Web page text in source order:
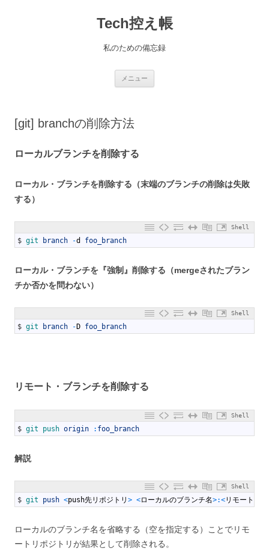
Tech控え帳
私のための備忘録
メニュー
[git] branchの削除方法
ローカルブランチを削除する
ローカル・ブランチを削除する（末端のブランチの削除は失敗
する）
Shell
$ git branch -d foo_branch
ローカル・ブランチを『強制』削除する（mergeされたブラン
チか否かを問わない）
Shell
$ git branch - D foo_branch
リモート・ブランチを削除する
Shell
$ git push origin : foo_branch
解説
Shell
$ git push <push先リポジトリ > <ローカルのブランチ名>:<リモートの
ローカルのブランチ名を省略する（空を指定する）ことでリモ
ートリポジトリが結果として削除される。